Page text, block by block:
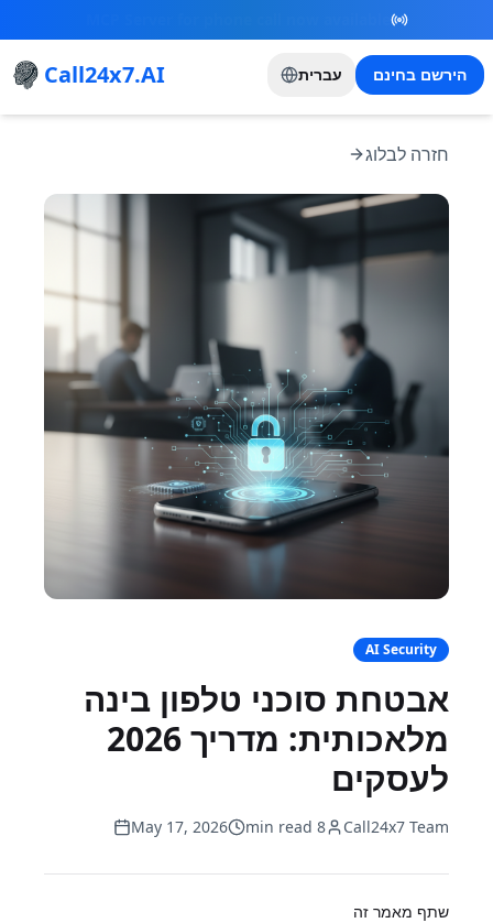
New Referral Program - Join now and grow with
us!
Call24x7.AI עברית הירשם בחינם
חזרה לבלוג
AI Security
אבטחת סוכני טלפון בינה
מלאכותית: מדריך 2026
לעסקים
May 17, 2026 8 min read Call24x7 Team
שתף מאמר זה